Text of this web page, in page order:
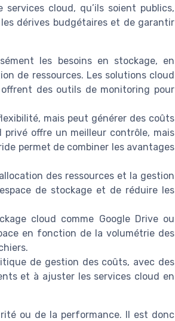
cloud, qu’ils soient publics,
dérives budgétaires et de garantir
les besoins en stockage, en
de ressources. Les solutions cloud
des outils de monitoring pour
mais peut générer des coûts
privé offre un meilleur contrôle, mais
permet de combiner les avantages
des ressources et la gestion
de stockage et de réduire les
cloud comme Google Drive ou
en fonction de la volumétrie des
de gestion des coûts, avec des
et à ajuster les services cloud en
ou de la performance. Il est donc